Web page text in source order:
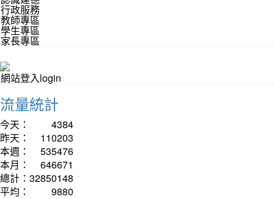
行政服務
教師專區
學生專區
家長專區
網站登入login
流量統計
今天：
4384
昨天：
110203
本週：
535476
本月：
646671
總計： 32850148
平均：
9880